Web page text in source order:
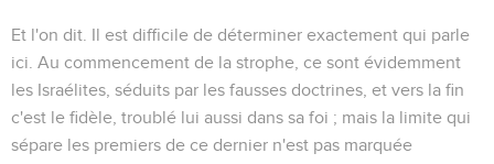
Et l'on dit . Il est difficile de déterminer exactement qui parle
ici. Au commencement de la strophe, ce sont évidemment
les Israélites, séduits par les fausses doctrines, et vers la fin
c'est le fidèle, troublé lui aussi dans sa foi ; mais la limite qui
sépare les premiers de ce dernier n'est pas marquée